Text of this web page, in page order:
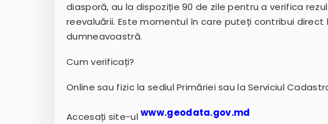
diasporă, au la dispoziție 90 de zile pentru a verifica
reevaluării. Este momentul în care puteți contribui
dumneavoastră.
Cum verificați?
Online sau fizic la sediul Primăriei sau la Serviciul
Accesați site-ul www.geodata.gov.md